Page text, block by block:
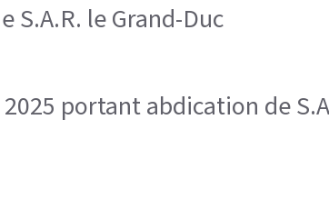
S.A.R. le Grand-Duc
portant abdication de